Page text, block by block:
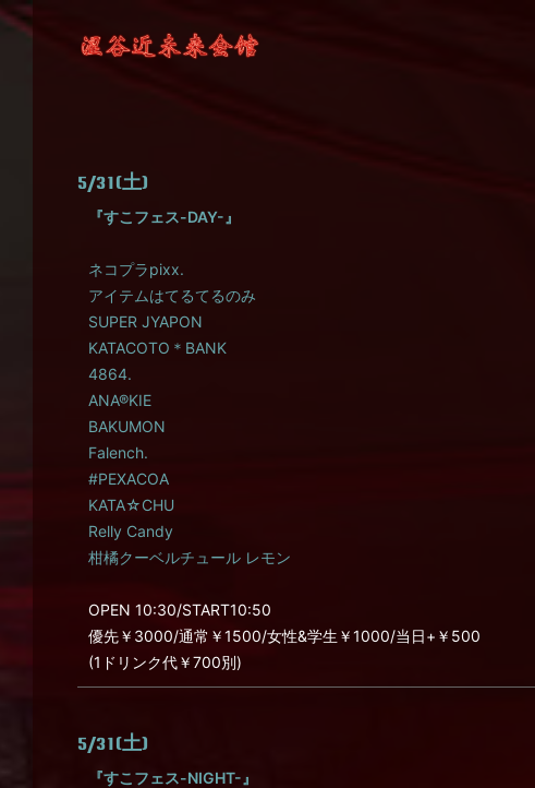
5/31(土)
『すこフェス-DAY-』
ネコプラpixx.
アイテムはてるてるのみ
SUPER JYAPON
KATACOTO＊BANK
4864.
ANA®KIE
BAKUMON
Falench.
#PEXACOA
KATA☆CHU
Relly Candy
柑橘クーベルチュール レモン
OPEN 10:30/START10:50
優先￥3000/通常￥1500/女性&学生￥1000/当日+￥500
(1ドリンク代￥700別)
5/31(土)
『すこフェス-NIGHT-』